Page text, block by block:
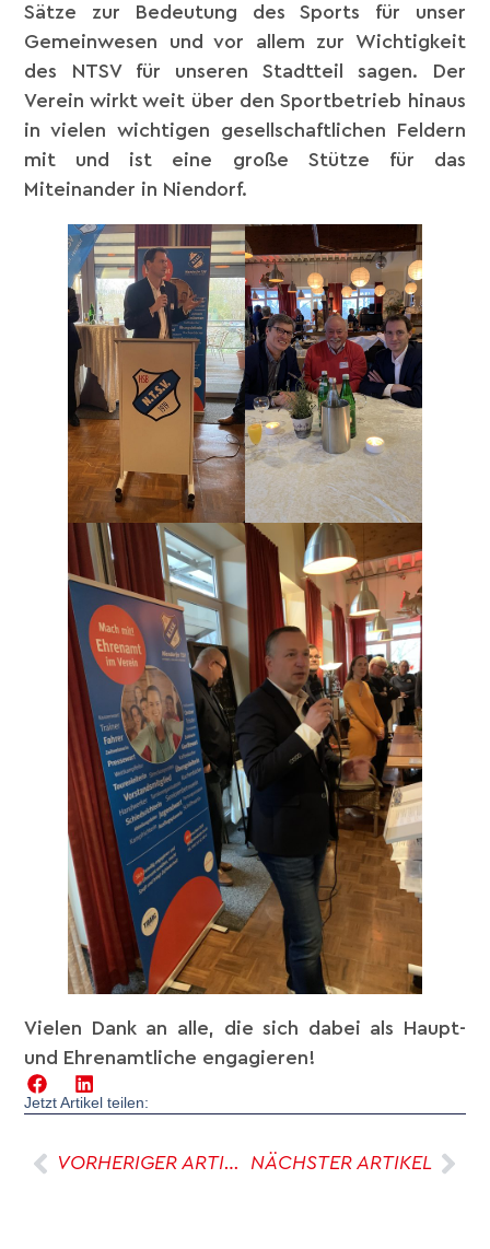
Sätze zur Bedeutung des Sports für unser
Gemeinwesen und vor allem zur Wichtigkeit
des NTSV für unseren Stadtteil sagen. Der
Verein wirkt weit über den Sportbetrieb hinaus
in vielen wichtigen gesellschaftlichen Feldern
mit und ist eine große Stütze für das
Miteinander in Niendorf.
Vielen Dank an alle, die sich dabei als Haupt-
und Ehrenamtliche engagieren!
Jetzt Artikel teilen:
VORHERIGER ARTIKEL NÄCHSTER ARTIKEL